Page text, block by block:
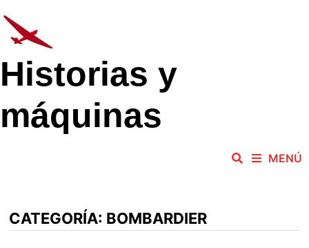
al
contenido
Historias y
máquinas
MENÚ
CATEGORÍA: BOMBARDIER